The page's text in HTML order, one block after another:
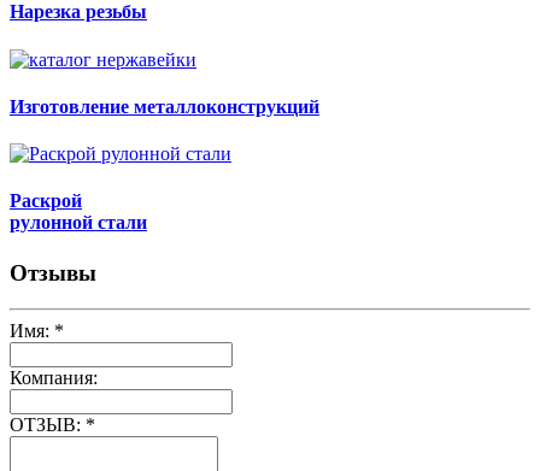
Нарезка резьбы
Изготовление металлоконструкций
Раскрой
рулонной стали
Отзывы
Имя: *
Компания:
ОТЗЫВ: *